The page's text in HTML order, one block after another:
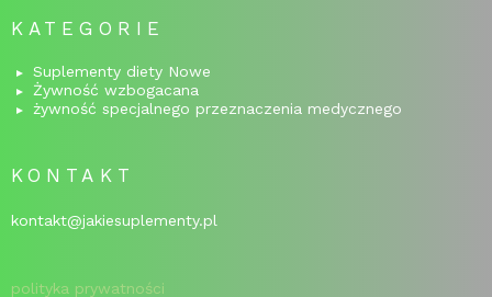
KATEGORIE
Suplementy diety Nowe
Żywność wzbogacana
żywność specjalnego przeznaczenia medycznego
KONTAKT
kontakt@jakiesuplementy.pl
polityka prywatności